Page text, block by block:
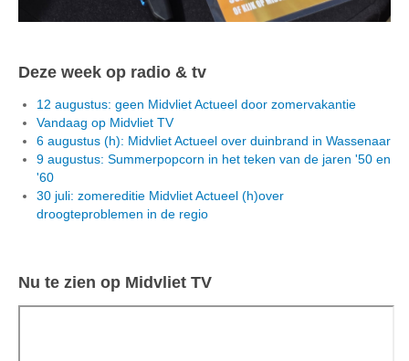
Deze week op radio & tv
12 augustus: geen Midvliet Actueel door zomervakantie
Vandaag op Midvliet TV
6 augustus (h): Midvliet Actueel over duinbrand in Wassenaar
9 augustus: Summerpopcorn in het teken van de jaren '50 en
'60
30 juli: zomereditie Midvliet Actueel (h)over
droogteproblemen in de regio
Nu te zien op Midvliet TV